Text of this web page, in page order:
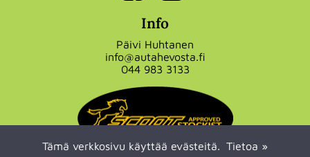
Info
Päivi Huhtanen
info@autahevosta.fi
044 983 3133
Tämä verkkosivu käyttää evästeitä. Tietoa »